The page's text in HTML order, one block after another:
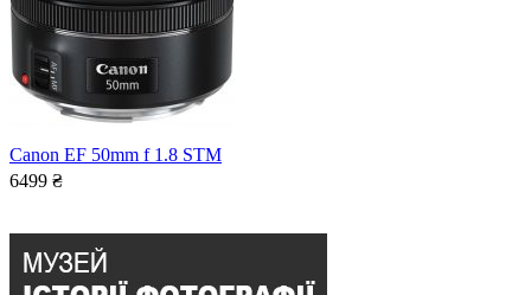
Canon EF 50mm f 1.8 STM
6499 ₴